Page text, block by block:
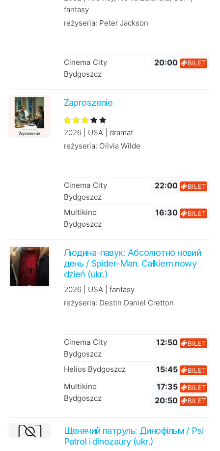
fantasy
reżyseria: Peter Jackson
Cinema City
Bydgoszcz
20:00 BILET
Zaproszenie
2026 | USA | dramat
reżyseria: Olivia Wilde
Cinema City
Bydgoszcz
22:00 BILET
Multikino
Bydgoszcz
16:30 BILET
Людина-павук: Абсолютно новий
день / Spider-Man. Całkiem nowy
dzień (ukr.)
2026 | USA | fantasy
reżyseria: Destin Daniel Cretton
Cinema City
Bydgoszcz
12:50 BILET
Helios Bydgoszcz 15:45 BILET
Multikino
Bydgoszcz
17:35 BILET
20:50 BILET
Щенячий патруль: Динофільм / Psi
Patrol i dinozaury (ukr.)